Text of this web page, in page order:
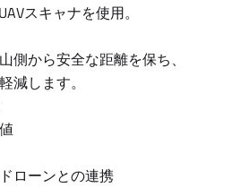
スキャナを使用。
側から安全な距離を保ち、
減します。
ローンとの連携